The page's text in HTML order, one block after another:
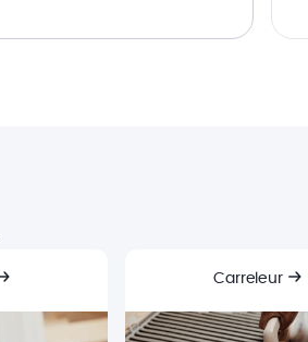
Carreleur